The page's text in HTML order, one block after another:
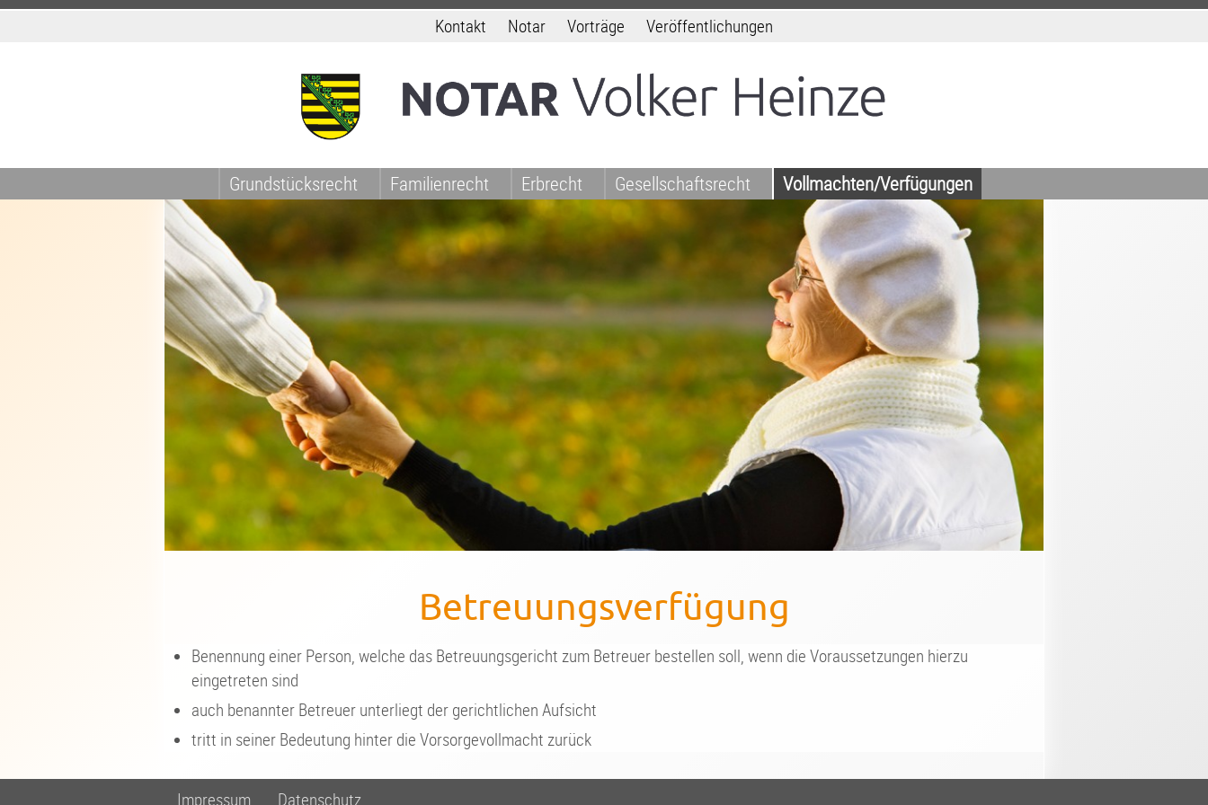
Kontakt Notar Vorträge Veröffentlichungen
Grundstücksrecht Familienrecht Erbrecht Gesellschaftsrecht Vollmachten/Verfügungen
Betreuungsverfügung
Benennung einer Person, welche das Betreuungsgericht zum Betreuer bestellen soll, wenn die Voraussetzungen hierzu
eingetreten sind
auch benannter Betreuer unterliegt der gerichtlichen Aufsicht
tritt in seiner Bedeutung hinter die Vorsorgevollmacht zurück
Impressum Datenschutz